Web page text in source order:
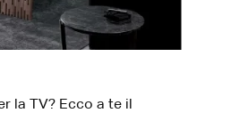
la TV? Ecco a te il